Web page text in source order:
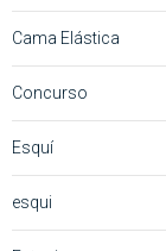
Cama Elástica
Concurso
Esquí
esqui